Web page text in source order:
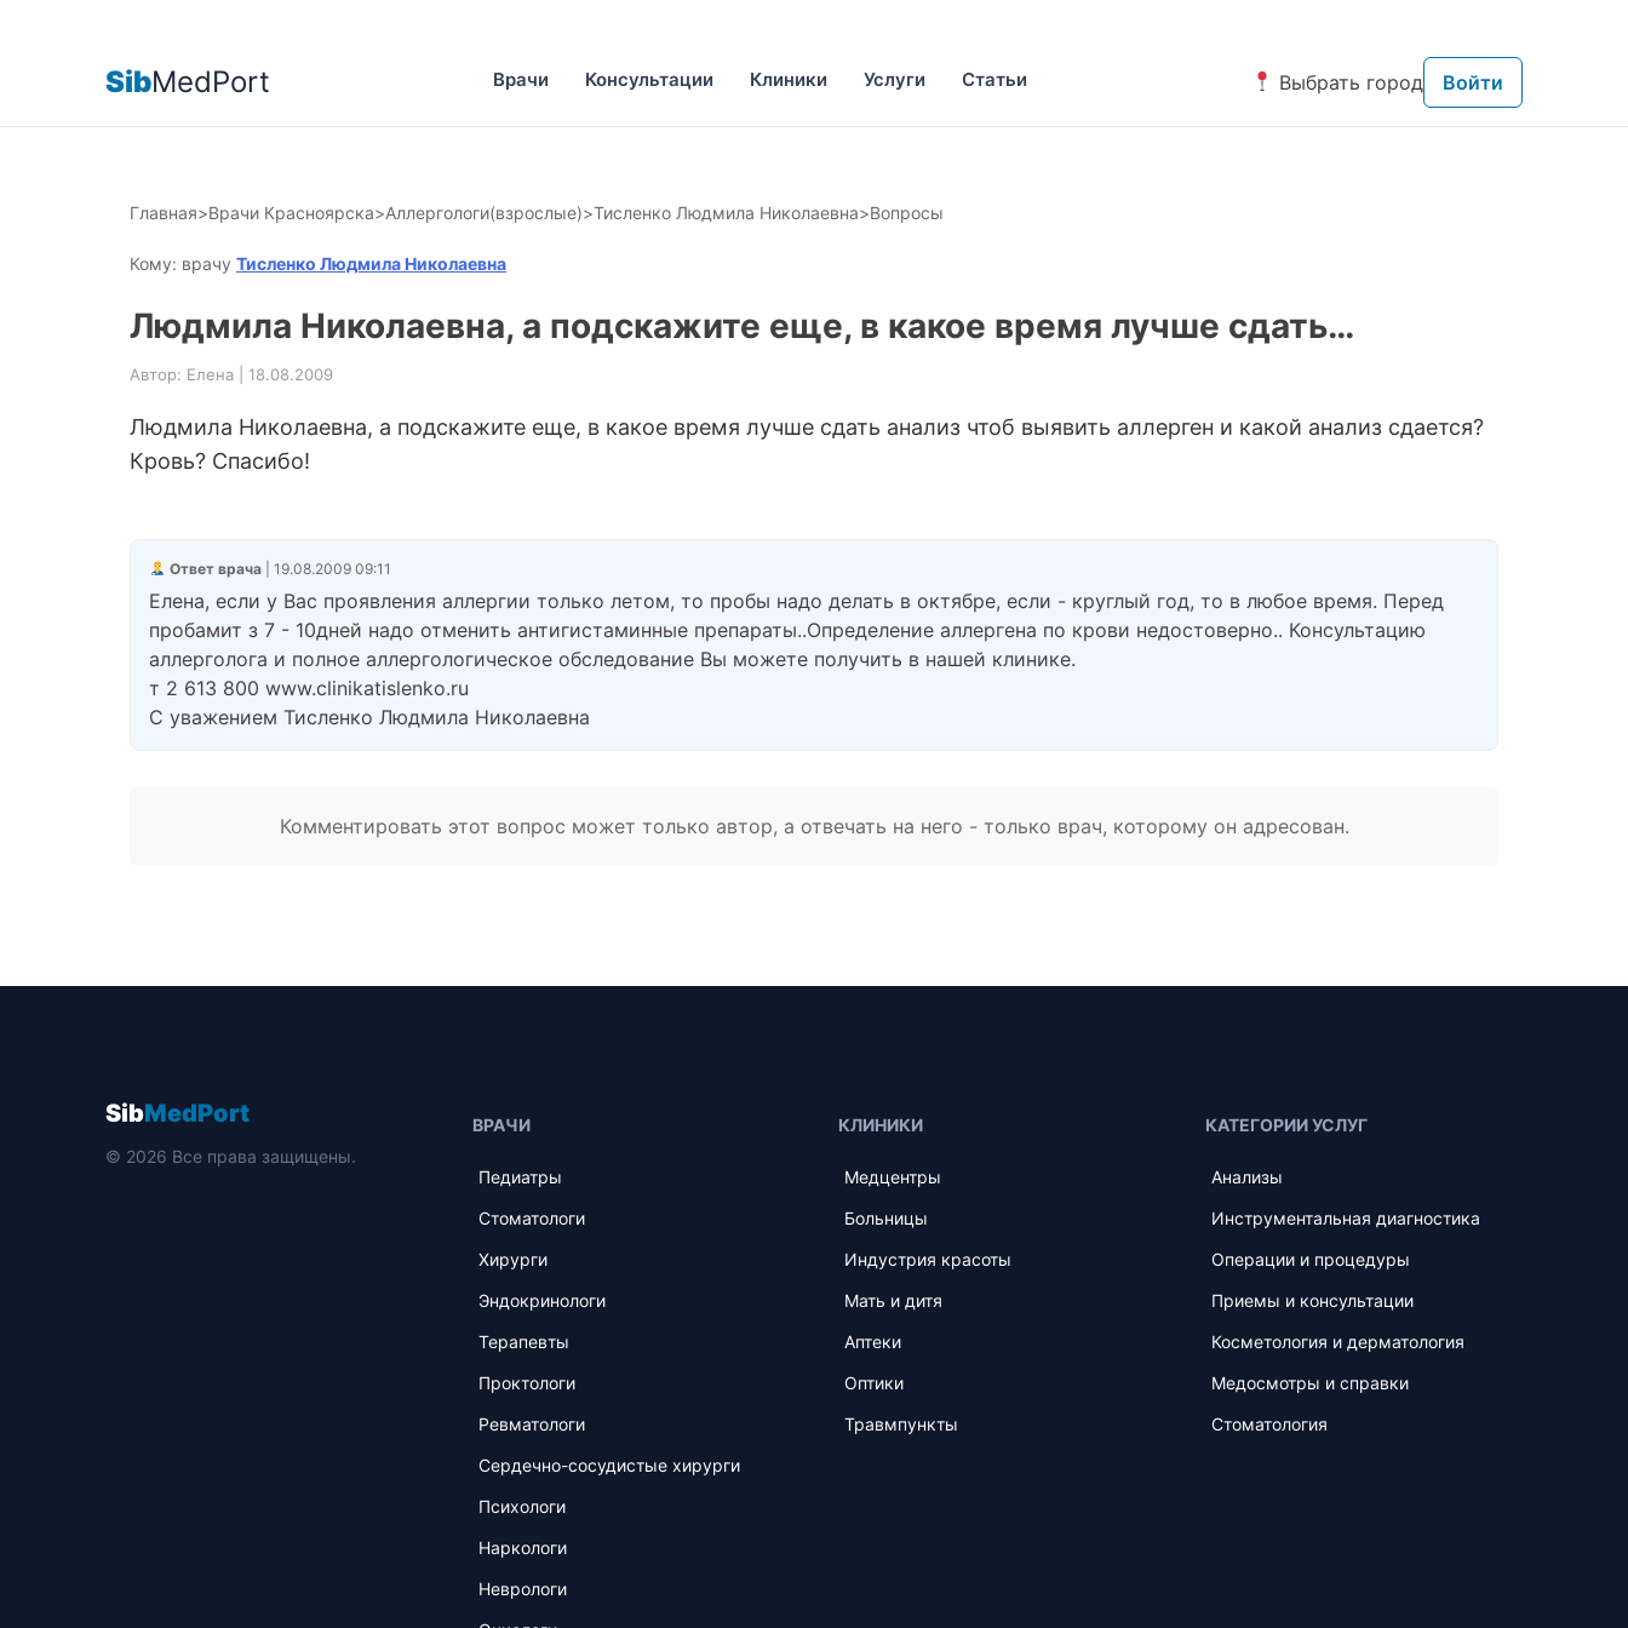
SibMedPort Врачи Консультации Клиники Услуги Статьи Выбрать город Войти
Главная>Врачи Красноярска>Аллергологи(взрослые)>Тисленко Людмила Николаевна>Вопросы
Кому: врачу Тисленко Людмила Николаевна
Людмила Николаевна, а подскажите еще, в какое время лучше сдать…
Автор: Елена | 18.08.2009
Людмила Николаевна, а подскажите еще, в какое время лучше сдать анализ чтоб выявить аллерген и какой анализ сдается?
Кровь? Спасибо!
Ответ врача| 19.08.2009 09:11
Елена, если у Вас проявления аллергии только летом, то пробы надо делать в октябре, если - круглый год, то в любое время. Перед
пробамит з 7 - 10дней надо отменить антигистаминные препараты..Определение аллергена по крови недостоверно.. Консультацию
аллерголога и полное аллергологическое обследование Вы можете получить в нашей клинике.
т 2 613 800 www.clinikatislenko.ru
С уважением Тисленко Людмила Николаевна
Комментировать этот вопрос может только автор, а отвечать на него - только врач, которому он адресован.
SibMedPort
© 2026 Все права защищены.
ВРАЧИ
Педиатры
Стоматологи
Хирурги
Эндокринологи
Терапевты
Проктологи
Ревматологи
Сердечно-сосудистые хирурги
Психологи
Наркологи
Неврологи
КЛИНИКИ
Медцентры
Больницы
Индустрия красоты
Мать и дитя
Аптеки
Оптики
Травмпункты
КАТЕГОРИИ УСЛУГ
Анализы
Инструментальная диагностика
Операции и процедуры
Приемы и консультации
Косметология и дерматология
Медосмотры и справки
Стоматология